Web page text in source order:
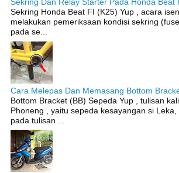
Sekring Dan Relay Starter Pada Honda Beat
Sekring Honda Beat FI (K25) Yup , acara
melakukan pemeriksaan kondisi sekring
pada se...
Cara Melepas Dan Memasang Bottom
Bottom Bracket (BB) Sepeda Yup , tulisan
Phoneng , yaitu sepeda kesayangan si
pada tulisan ...